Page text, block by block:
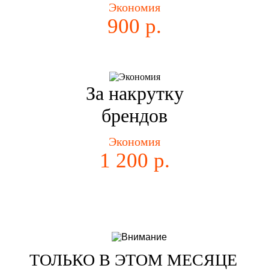
Экономия
900 р.
За накрутку
брендов
Экономия
1 200 р.
ТОЛЬКО В ЭТОМ МЕСЯЦЕ